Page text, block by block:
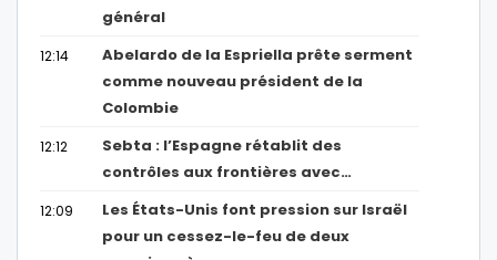
général
12:14
Abelardo de la Espriella prête serment
comme nouveau président de la
Colombie
12:12
Sebta : l’Espagne rétablit des
contrôles aux frontières avec…
12:09
Les États-Unis font pression sur Israël
pour un cessez-le-feu de deux